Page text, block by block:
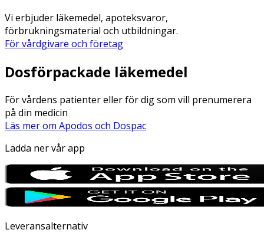
Vi erbjuder läkemedel, apoteksvaror,
förbrukningsmaterial och utbildningar.
För vårdgivare och företag
Dosförpackade läkemedel
För vårdens patienter eller för dig som vill prenumerera
på din medicin
Läs mer om Apodos och Dospac
Ladda ner vår app
Leveransalternativ